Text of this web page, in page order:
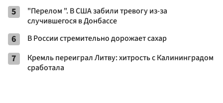
5
"Перелом ". В США забили тревогу из-за
случившегося в Донбассе
6 В России стремительно дорожает сахар
7
Кремль переиграл Литву: хитрость с Калининградом
сработала